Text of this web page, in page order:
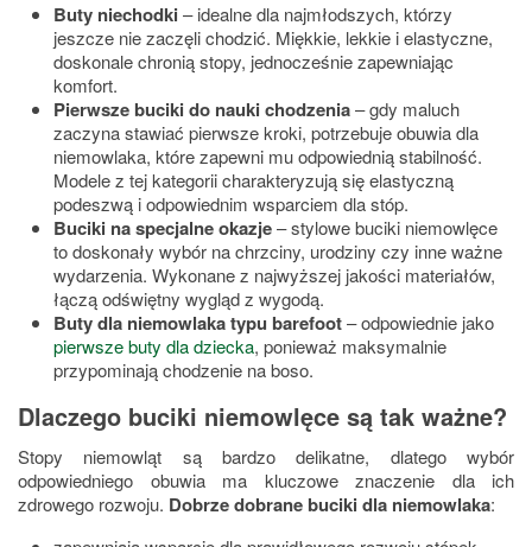
Buty niechodki – idealne dla najmłodszych, którzy
jeszcze nie zaczęli chodzić. Miękkie, lekkie i elastyczne,
doskonale chronią stopy, jednocześnie zapewniając
komfort.
Pierwsze buciki do nauki chodzenia– gdy maluch
zaczyna stawiać pierwsze kroki, potrzebuje obuwia dla
niemowlaka, które zapewni mu odpowiednią stabilność.
Modele z tej kategorii charakteryzują się elastyczną
podeszwą i odpowiednim wsparciem dla stóp.
Buciki na specjalne okazje– stylowe buciki niemowlęce
to doskonały wybór na chrzciny, urodziny czy inne ważne
wydarzenia. Wykonane z najwyższej jakości materiałów,
łączą odświętny wygląd z wygodą.
Buty dla niemowlaka typu barefoot– odpowiednie jako
pierwsze buty dla dziecka, ponieważ maksymalnie
przypominają chodzenie na boso.
Dlaczego buciki niemowlęce są tak ważne?
Stopy niemowląt są bardzo delikatne, dlatego wybór
odpowiedniego obuwia ma kluczowe znaczenie dla ich
zdrowego rozwoju. Dobrze dobrane buciki dla niemowlaka: